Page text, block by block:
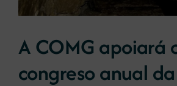
A COMG apoiará
congreso anual da